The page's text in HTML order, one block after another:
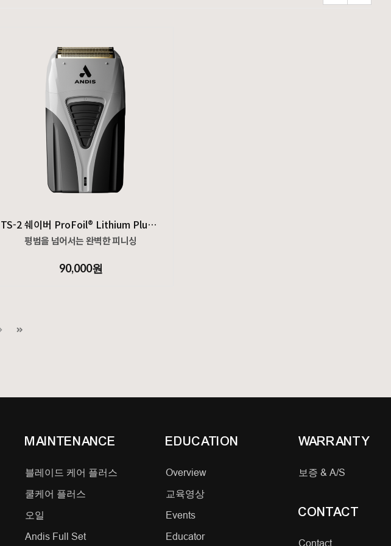
TS-2 쉐이버 ProFoil® Lithium Plus Titanium Foil Shaver
평범을 넘어서는 완벽한 피니싱
골드 티타늄 포일 헤드로 피부 자극 없이 머리카락을 매끈하게 밀착 커트해, 가장 부드러운 페이드를 구현합니다.
스냅식 프리미엄 충전 스탠스로 언제나 곁에서 준비된 상태를 유지하세요.
90,000원
MAINTENANCE
블레이드 케어 플러스
쿨케어 플러스
오일
Andis Full Set
EDUCATION
Overview
교육영상
Events
Educator
WARRANTY
보증 & A/S
CONTACT
Contact